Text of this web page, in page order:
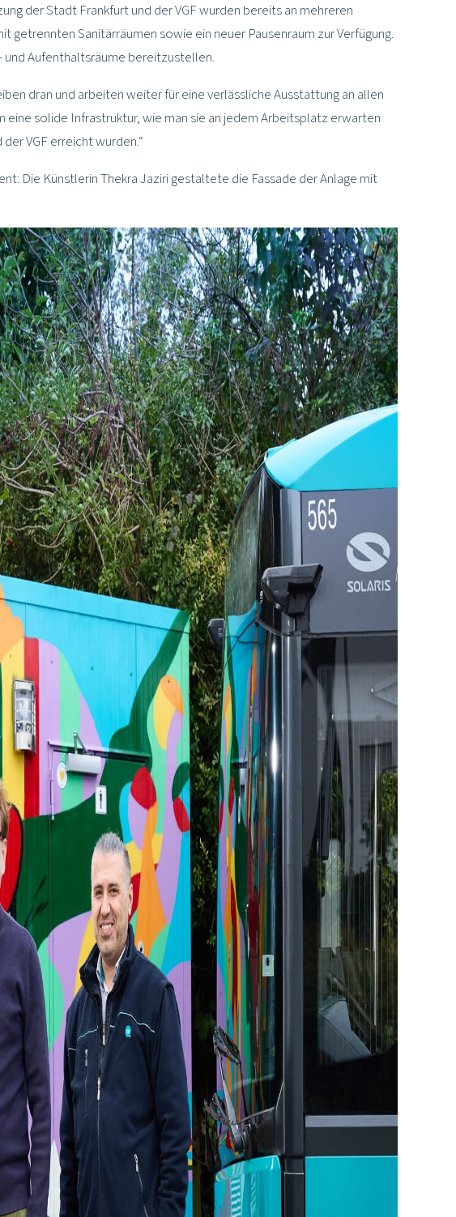
der Stadt Frankfurt und der VGF wurden bereits an mehreren
Sanitärräumen sowie ein neuer Pausenraum zur Verfügung.
Aufenthaltsräume bereitzustellen.
dran und arbeiten weiter für eine verlässliche Ausstattung an allen
eine solide Infrastruktur, wie man sie an jedem Arbeitsplatz erwarten
VGF erreicht wurden.“
Die Künstlerin Thekra Jaziri gestaltete die Fassade der Anlage mit